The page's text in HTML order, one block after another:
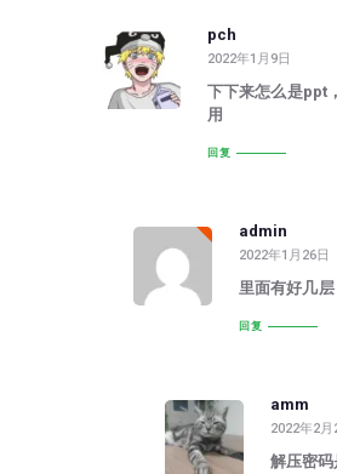
pch
2022年1月9日
下下来怎么是ppt
用
回复
admin
2022年1月26日
里面有好几
回复
amm
2022年2月
解压密